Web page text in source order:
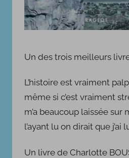
m
b
r
2
1
9
Un des trois meilleurs
L’histoire est vraiment
même si c’est vraiment
m’a beaucoup laissée sur
l’ayant lu on dirait que j’ai
Un livre de Charlotte